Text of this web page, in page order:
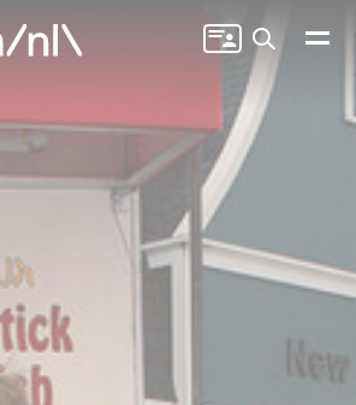
Zoeken